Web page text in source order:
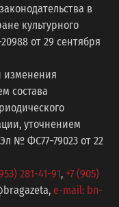
в
культурного
от 29 сентября
изменения
состава
уточнением
№ ФС77−79023 от 22
281-41-91, +7 (905)
e-mail: bn-